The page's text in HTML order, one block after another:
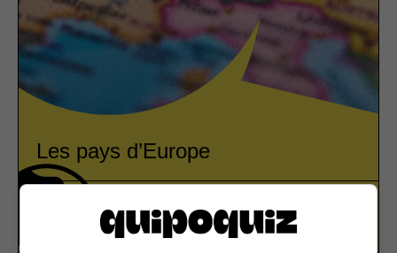
Les pays d’Europe
Europe Vrai ou faux